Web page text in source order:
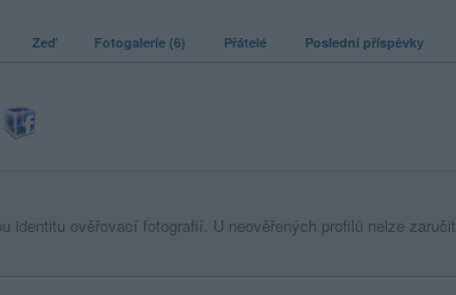
Zeď Fotogalerie (6) Přátelé Poslední příspěvky
identitu ověřovací fotografií. U neověřených profilů nelze